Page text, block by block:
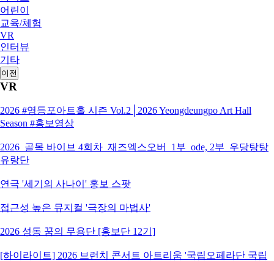
어린이
교육/체험
VR
인터뷰
기타
이전
VR
2026 #영등포아트홀 시즌 Vol.2│2026 Yeongdeungpo Art Hall
Season #홍보영상
2026_골목 바이브 4회차_재즈엑스오버_1부_ode, 2부_우당탕탕
유랑단
연극 '세기의 사나이' 홍보 스팟
접근성 높은 뮤지컬 '극장의 마법사'
2026 성동 꿈의 무용단 [홍보단 12기]
[하이라이트] 2026 브런치 콘서트 아트리움 '국립오페라단 국립